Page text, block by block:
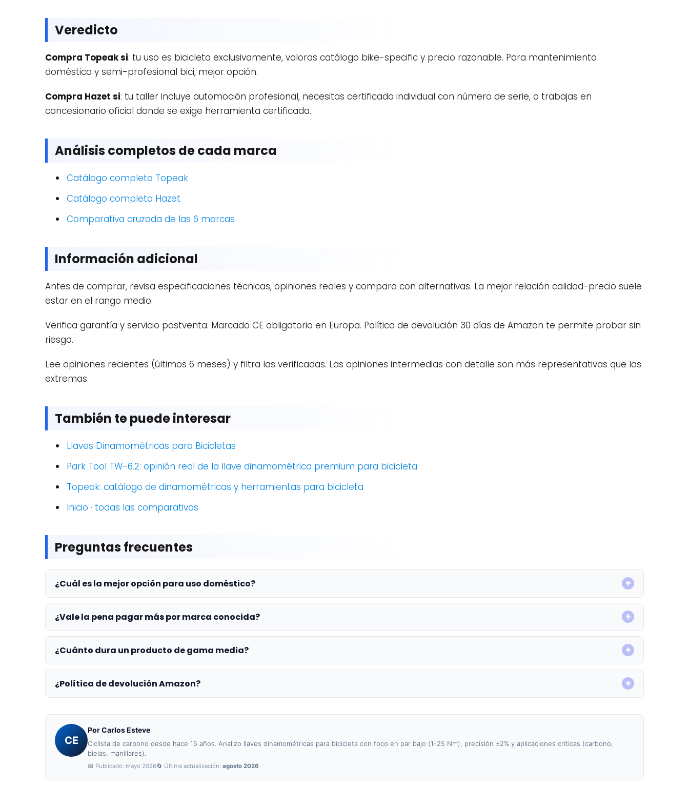
Veredicto
Compra Topeak si: tu uso es bicicleta exclusivamente, valoras catálogo bike-specific y precio razonable. Para mantenimiento
doméstico y semi-profesional bici, mejor opción.
Compra Hazet si: tu taller incluye automoción profesional, necesitas certificado individual con número de serie, o trabajas en
concesionario oficial donde se exige herramienta certificada.
Análisis completos de cada marca
Catálogo completo Topeak
Catálogo completo Hazet
Comparativa cruzada de las 6 marcas
Información adicional
Antes de comprar, revisa especificaciones técnicas, opiniones reales y compara con alternativas. La mejor relación calidad-precio suele
estar en el rango medio.
Verifica garantía y servicio postventa. Marcado CE obligatorio en Europa. Política de devolución 30 días de Amazon te permite probar sin
riesgo.
Lee opiniones recientes (últimos 6 meses) y filtra las verificadas. Las opiniones intermedias con detalle son más representativas que las
extremas.
También te puede interesar
Llaves Dinamométricas para Bicicletas
Park Tool TW-6.2: opinión real de la llave dinamométrica premium para bicicleta
Topeak: catálogo de dinamométricas y herramientas para bicicleta
Inicio · todas las comparativas
Preguntas frecuentes
¿Cuál es la mejor opción para uso doméstico?
¿Vale la pena pagar más por marca conocida?
¿Cuánto dura un producto de gama media?
¿Política de devolución Amazon?
CE
Por Carlos Esteve
Ciclista de carbono desde hace 15 años. Analizo llaves dinamométricas para bicicleta con foco en par bajo (1-25 Nm), precisión ±2% y aplicaciones críticas (carbono,
bielas, manillares).
📅 Publicado: mayo 2026🔄 Última actualización: agosto 2026